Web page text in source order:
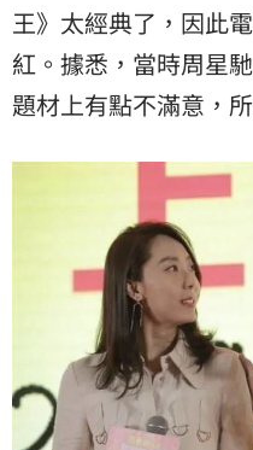
王》太經典了，因此
紅。據悉，當時周星
題材上有點不滿意，